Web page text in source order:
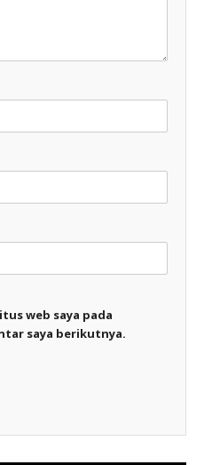
web saya pada
saya berikutnya.